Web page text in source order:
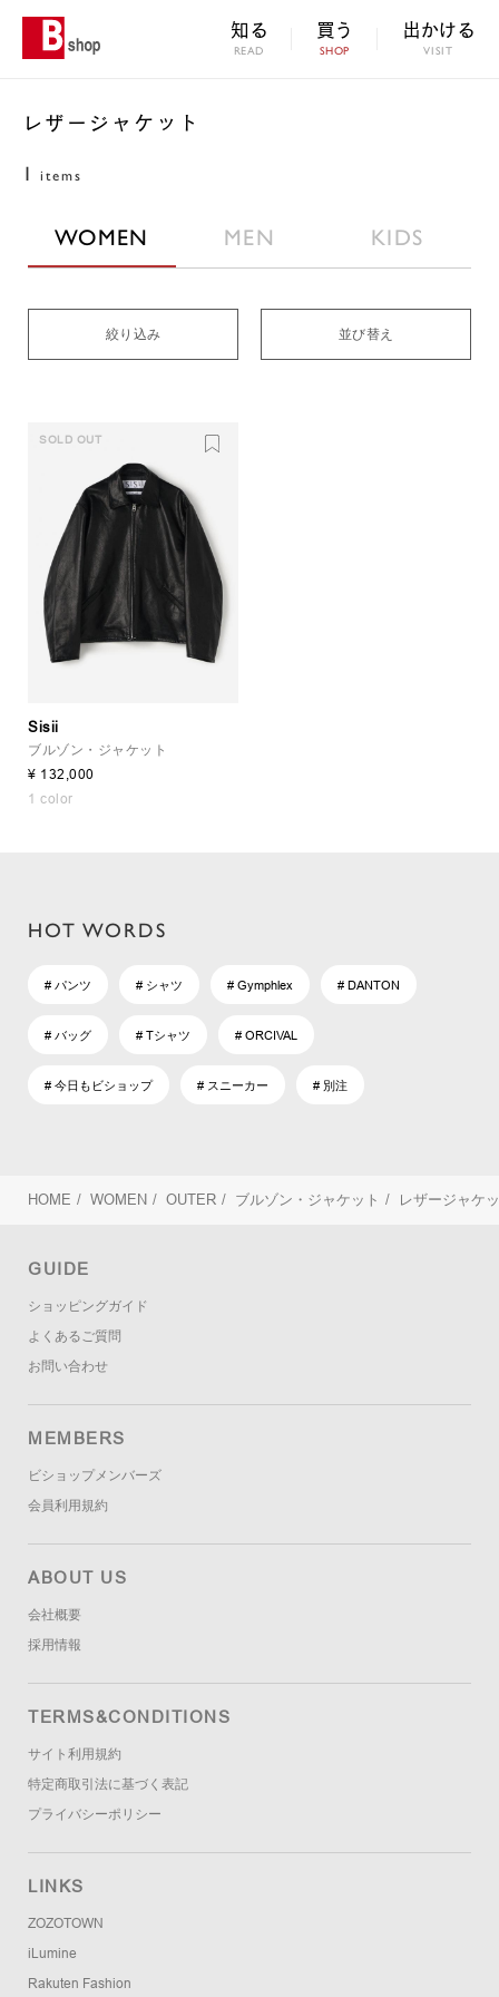
知る
READ
買う
SHOP
出かける
VISIT
レザージャケット
1 items
WOMEN MEN KIDS
絞り込み 並び替え
SOLD OUT
Sisii
ブルゾン・ジャケット
¥ 132,000
1 color
HOT WORDS
# パンツ # シャツ # Gymphlex # DANTON
# バッグ # Tシャツ # ORCIVAL
# 今日もビショップ # スニーカー # 別注
HOME / WOMEN / OUTER / ブルゾン・ジャケット / レザージャケ
GUIDE
ショッピングガイド
よくあるご質問
お問い合わせ
MEMBERS
ビショップメンバーズ
会員利用規約
ABOUT US
会社概要
採用情報
TERMS&CONDITIONS
サイト利用規約
特定商取引法に基づく表記
プライバシーポリシー
LINKS
ZOZOTOWN
iLumine
Rakuten Fashion